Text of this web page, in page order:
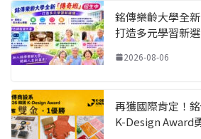
銘傳樂齡大學全
打造多元學習新
2026-08-06
再獲國際肯定！
K-Design Award